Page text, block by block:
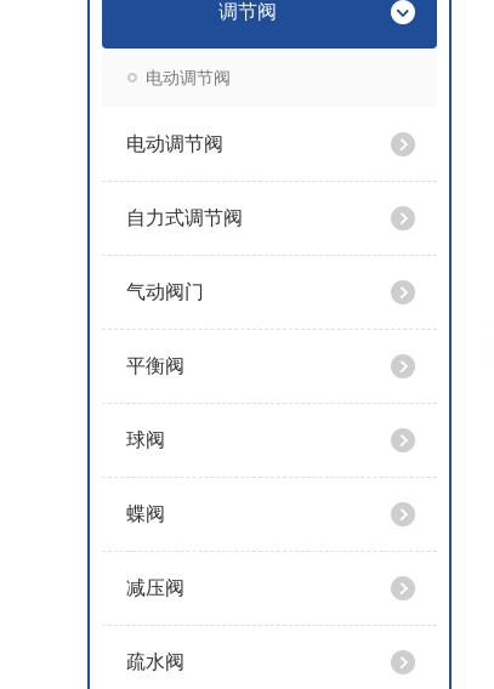
调节阀
电动调节阀
电动调节阀
自力式调节阀
气动阀门
平衡阀
球阀
蝶阀
减压阀
疏水阀